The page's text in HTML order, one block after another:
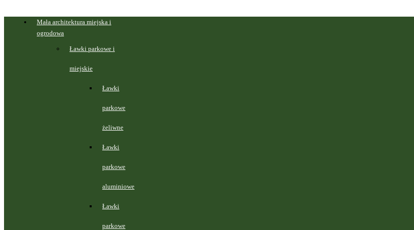
Mała architektura miejska i
ogrodowa
Ławki parkowe i
miejskie
Ławki
parkowe
żeliwne
Ławki
parkowe
aluminiowe
Ławki
parkowe